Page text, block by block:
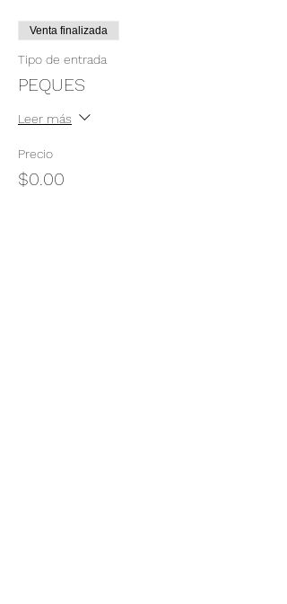
Venta finalizada
Tipo de entrada
PEQUES
Leer más
Precio
$0.00